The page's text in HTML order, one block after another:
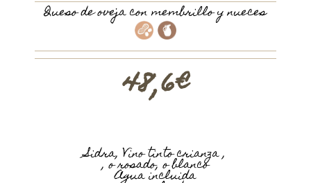
Queso de oveja con membrillo y nueces
48,6€
Sidra, Vino tinto crianza ,
, o rosado, o blanco
Agua incluida